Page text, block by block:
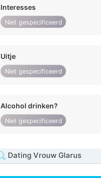
Interesses
Niet gespecificeerd
Uitje
Niet gespecificeerd
Alcohol drinken?
Niet gespecificeerd
Dating Vrouw Glarus